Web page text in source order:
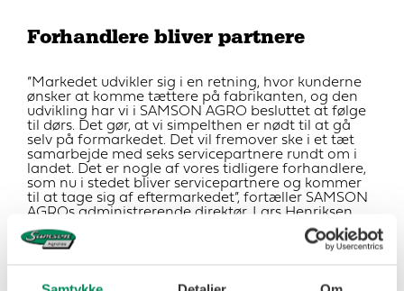
Forhandlere bliver partnere
”Markedet udvikler sig i en retning, hvor kunderne
ønsker at komme tættere på fabrikanten, og den
udvikling har vi i SAMSON AGRO besluttet at følge
til dørs. Det gør, at vi simpelthen er nødt til at gå
selv på formarkedet. Det vil fremover ske i et tæt
samarbejde med seks servicepartnere rundt om i
landet. Det er nogle af vores tidligere forhandlere,
som nu i stedet bliver servicepartnere og kommer
til at tage sig af eftermarkedet”, fortæller SAMSON
AGROs administrerende direktør, Lars Henriksen.
”Vi har opsagt vores øvrige forhandlere, men de
kan naturligvis regne med vores fulde og loyale
forhandleraftalerne ophører. Samson har haft et